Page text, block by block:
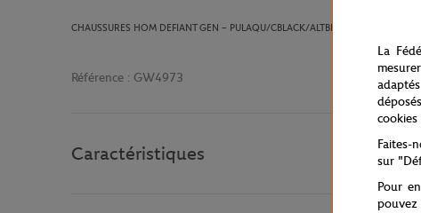
CHAUSSURES HOM DEFIANT GEN – PULAQU/CBLACK/ALTBLU
Référence : GW4973
Caractéristiques
La
Faites-
sur
Pour